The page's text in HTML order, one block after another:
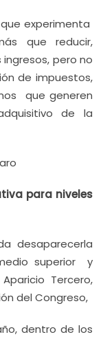
experimenta
que reducir,
pero no
de impuestos,
que generen
de la
para niveles
desaparecerla
superior y
Tercero,
del Congreso,
dentro de los